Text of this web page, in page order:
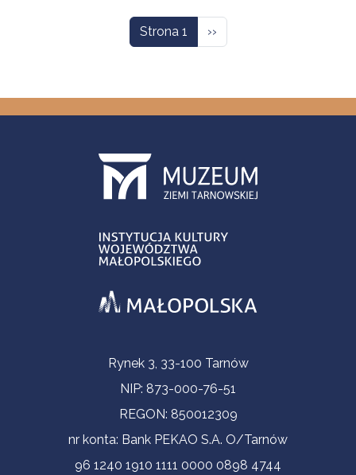
Strona 1 Następna strona
››
Informacje kontaktoweRynek 3, 33-100 Tarnów
NIP: 873-000-76-51
REGON: 850012309
nr konta: Bank PEKAO S.A. O/Tarnów
96 1240 1910 1111 0000 0898 4744